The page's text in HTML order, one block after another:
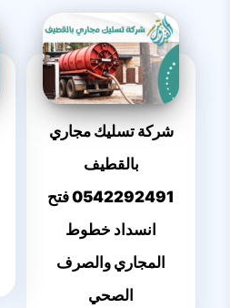
شركة تسليك مجاري
بالقطيف
0542292491 فتح
انسداد خطوط
المجاري والصرف
الصحي